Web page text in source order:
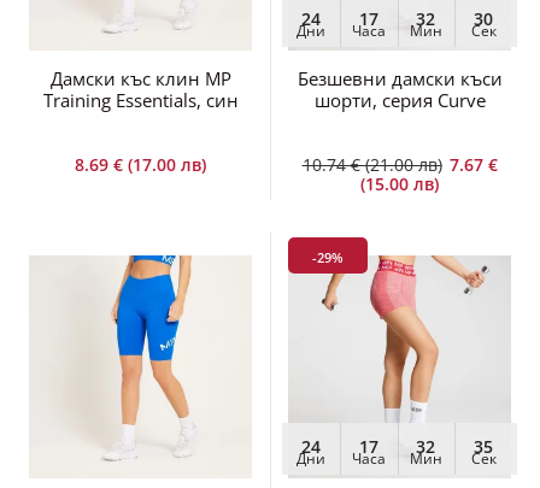
Дамски къс клин MP
Training Essentials, син
8.69 € (17.00 лв)
24
Дни
17
Часа
32
Мин
29
Сек
Безшевни дамски къси
шорти, серия Curve
10.74 € (21.00 лв) 7.67 €
(15.00 лв)
-29%
24
Дни
17
Часа
32
Мин
35
Сек